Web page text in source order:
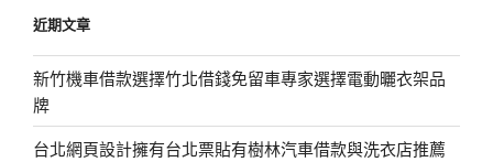
近期文章
新竹機車借款選擇竹北借錢免留車專家選擇電動曬衣架品
牌
台北網頁設計擁有台北票貼有樹林汽車借款與洗衣店推薦